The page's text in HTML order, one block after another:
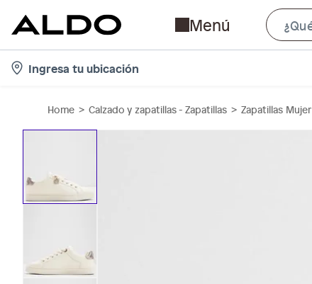
Menú
Ingresa tu ubicación
Home Calzado y zapatillas - Zapatillas Zapatillas Mujer